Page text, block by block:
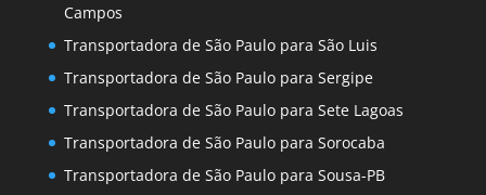
Campos
Transportadora de São Paulo para São Luis
Transportadora de São Paulo para Sergipe
Transportadora de São Paulo para Sete Lagoas
Transportadora de São Paulo para Sorocaba
Transportadora de São Paulo para Sousa-PB